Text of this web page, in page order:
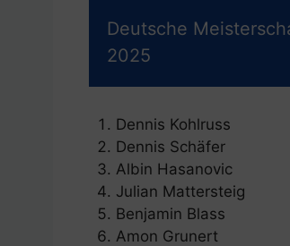
Deutsche
2025
Dennis Kohlruss
Dennis Schäfer
Albin Hasanovic
Julian Mattersteig
Benjamin Blass
Amon Grunert